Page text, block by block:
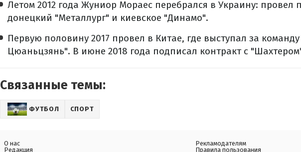
Летом 2012 года Жуниор Мораес перебрался в Украину: провел
донецкий "Металлург" и киевское "Динамо".
Первую половину 2017 провел в Китае, где выступал за
Цюаньцзянь". В июне 2018 года подписал контракт с
Связанные темы:
ФУТБОЛ СПОРТ
О нас
Редакция
Рекламодателям
Правила пользования